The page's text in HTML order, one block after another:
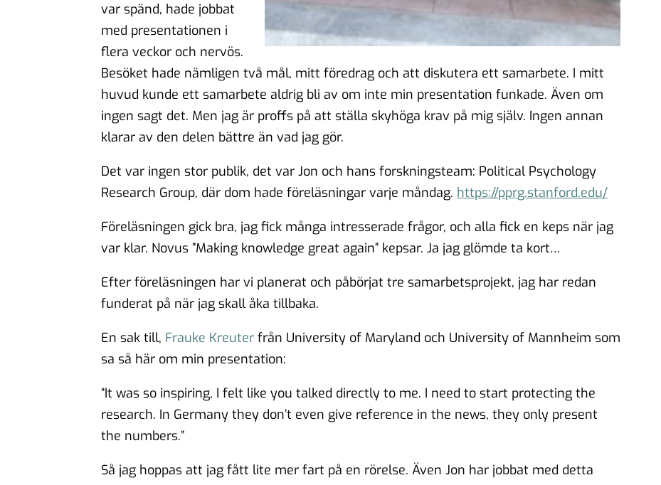
var spänd, hade jobbat
med presentationen i
flera veckor och nervös.
Besöket hade nämligen två mål, mitt föredrag och att diskutera ett samarbete. I mitt
huvud kunde ett samarbete aldrig bli av om inte min presentation funkade. Även om
ingen sagt det. Men jag är proffs på att ställa skyhöga krav på mig själv. Ingen annan
klarar av den delen bättre än vad jag gör.
Det var ingen stor publik, det var Jon och hans forskningsteam: Political Psychology
Research Group, där dom hade föreläsningar varje måndag. https://pprg.stanford.edu/
Föreläsningen gick bra, jag fick många intresserade frågor, och alla fick en keps när jag
var klar. Novus ”Making knowledge great again” kepsar. Ja jag glömde ta kort…
Efter föreläsningen har vi planerat och påbörjat tre samarbetsprojekt, jag har redan
funderat på när jag skall åka tillbaka.
En sak till, Frauke Kreuter från University of Maryland och University of Mannheim som
sa så här om min presentation:
“It was so inspiring, I felt like you talked directly to me. I need to start protecting the
research. In Germany they don’t even give reference in the news, they only present
the numbers.”
Så jag hoppas att jag fått lite mer fart på en rörelse. Även Jon har jobbat med detta